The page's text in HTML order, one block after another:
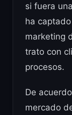
si fuera
ha
marketing
trato con
procesos.
De
mercado